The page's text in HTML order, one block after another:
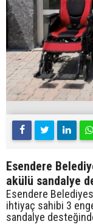
Esendere
akülü sandalye
Esendere
ihtiyaç sahibi 3
sandalye